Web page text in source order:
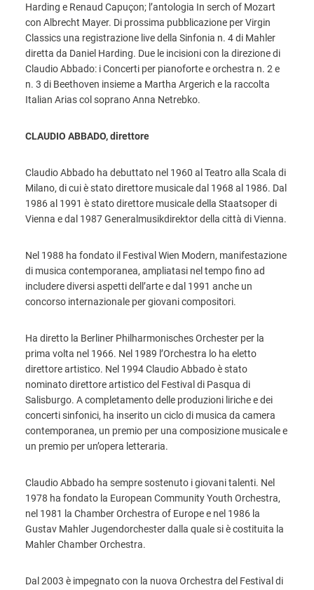
Harding e Renaud Capuçon; l’antologia In serch of Mozart
con Albrecht Mayer. Di prossima pubblicazione per Virgin
Classics una registrazione live della Sinfonia n. 4 di Mahler
diretta da Daniel Harding. Due le incisioni con la direzione di
Claudio Abbado: i Concerti per pianoforte e orchestra n. 2 e
n. 3 di Beethoven insieme a Martha Argerich e la raccolta
Italian Arias col soprano Anna Netrebko.
CLAUDIO ABBADO, direttore
Claudio Abbado ha debuttato nel 1960 al Teatro alla Scala di
Milano, di cui è stato direttore musicale dal 1968 al 1986. Dal
1986 al 1991 è stato direttore musicale della Staatsoper di
Vienna e dal 1987 Generalmusikdirektor della città di Vienna.
Nel 1988 ha fondato il Festival Wien Modern, manifestazione
di musica contemporanea, ampliatasi nel tempo fino ad
includere diversi aspetti dell’arte e dal 1991 anche un
concorso internazionale per giovani compositori.
Ha diretto la Berliner Philharmonisches Orchester per la
prima volta nel 1966. Nel 1989 l’Orchestra lo ha eletto
direttore artistico. Nel 1994 Claudio Abbado è stato
nominato direttore artistico del Festival di Pasqua di
Salisburgo. A completamento delle produzioni liriche e dei
concerti sinfonici, ha inserito un ciclo di musica da camera
contemporanea, un premio per una composizione musicale e
un premio per un’opera letteraria.
Claudio Abbado ha sempre sostenuto i giovani talenti. Nel
1978 ha fondato la European Community Youth Orchestra,
nel 1981 la Chamber Orchestra of Europe e nel 1986 la
Gustav Mahler Jugendorchester dalla quale si è costituita la
Mahler Chamber Orchestra.
Dal 2003 è impegnato con la nuova Orchestra del Festival di